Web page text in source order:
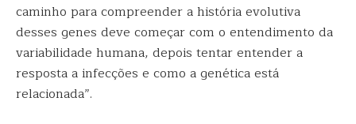
caminho para compreender a história evolutiva
desses genes deve começar com o entendimento da
variabilidade humana, depois tentar entender a
resposta a infecções e como a genética está
relacionada”.